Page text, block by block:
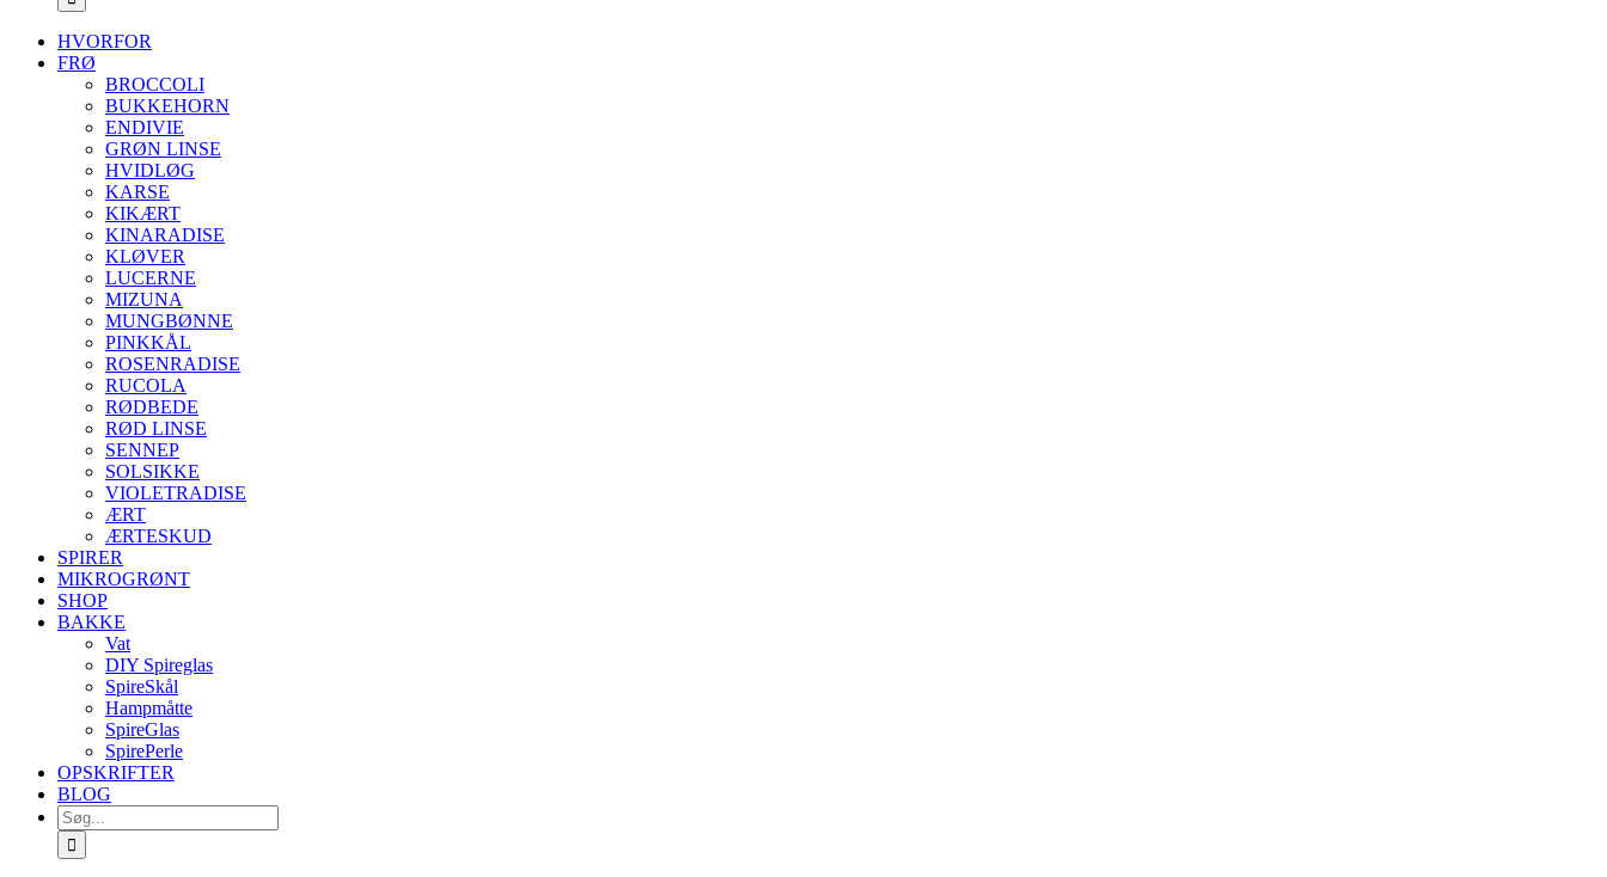
HVORFOR
FRØ
BROCCOLI
BUKKEHORN
ENDIVIE
GRØN LINSE
HVIDLØG
KARSE
KIKÆRT
KINARADISE
KLØVER
LUCERNE
MIZUNA
MUNGBØNNE
PINKKÅL
ROSENRADISE
RUCOLA
RØDBEDE
RØD LINSE
SENNEP
SOLSIKKE
VIOLETRADISE
ÆRT
ÆRTESKUD
SPIRER
MIKROGRØNT
SHOP
BAKKE
Vat
DIY Spireglas
SpireSkål
Hampmåtte
SpireGlas
SpirePerle
OPSKRIFTER
BLOG
Søg
efter: